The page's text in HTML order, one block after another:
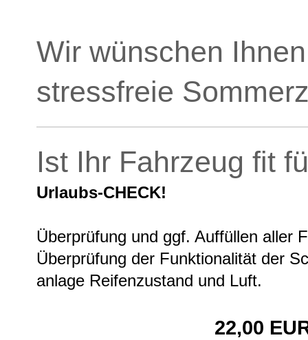
Wir wünschen
stressfreie
Ist Ihr Fahrzeug fit
Urlaubs-CHECK!
Überprüfung und ggf. Auffüllen aller
Überprüfung der Funktionalität der
anlage Reifenzustand und Luft.
22,00